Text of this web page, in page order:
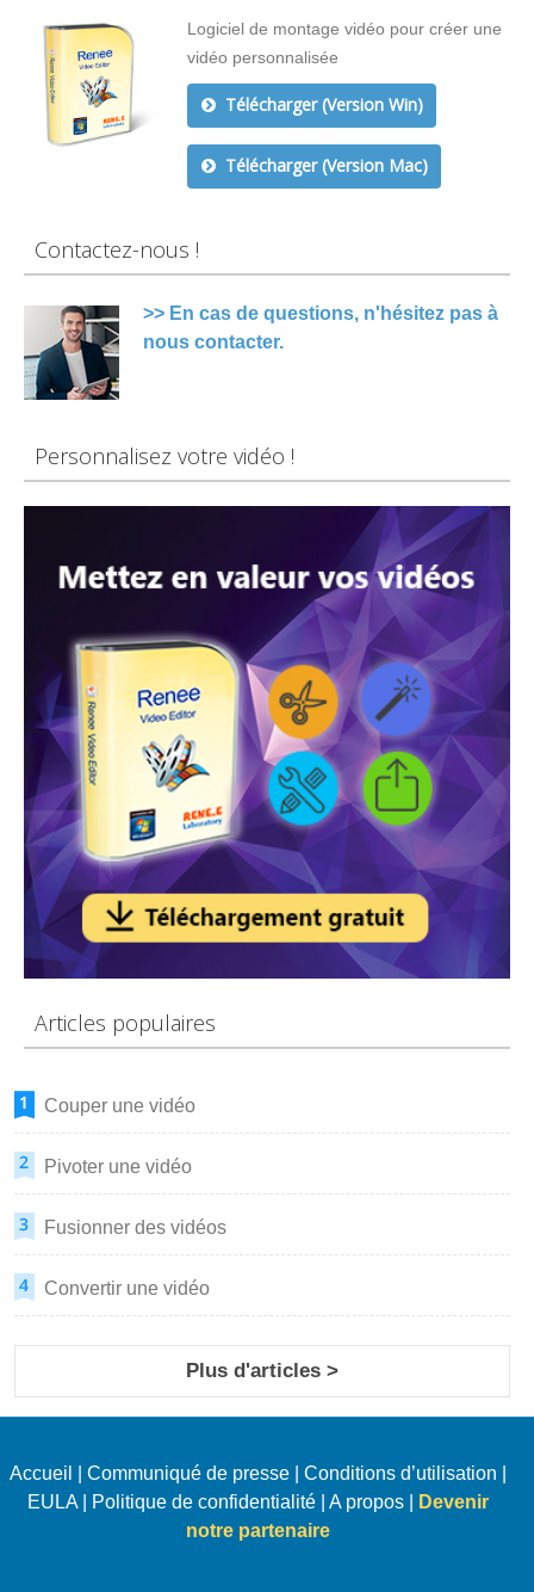
Logiciel de montage vidéo pour créer une
vidéo personnalisée
Télécharger (Version Win)
Télécharger (Version Mac)
Contactez-nous !
>> En cas de questions, n'hésitez pas à
nous contacter.
Personnalisez votre vidéo !
Articles populaires
Couper une vidéo
Pivoter une vidéo
Fusionner des vidéos
Convertir une vidéo
Plus d'articles >
Accueil Communiqué de presse| Conditions d’utilisation
EULA| Politique de confidentialité| A propos|
Devenir
notre partenaire